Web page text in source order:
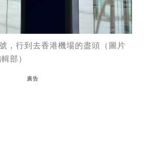
，行到去香港機場的盡頭（圖片
部）
廣告